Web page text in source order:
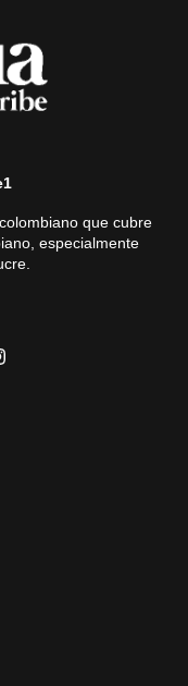
que cubre
especialmente